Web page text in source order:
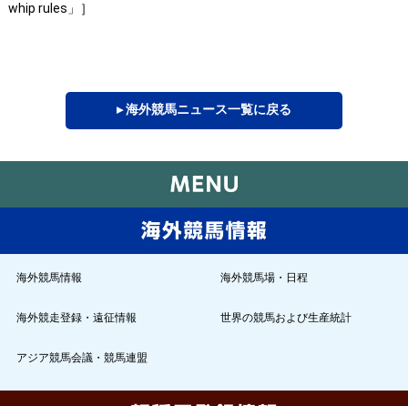
whip rules」］
▸ 海外競馬ニュース一覧に戻る
海外競馬情報 海外競馬場・日程
海外競走登録・遠征情報 世界の競馬および生産統計
アジア競馬会議・競馬連盟